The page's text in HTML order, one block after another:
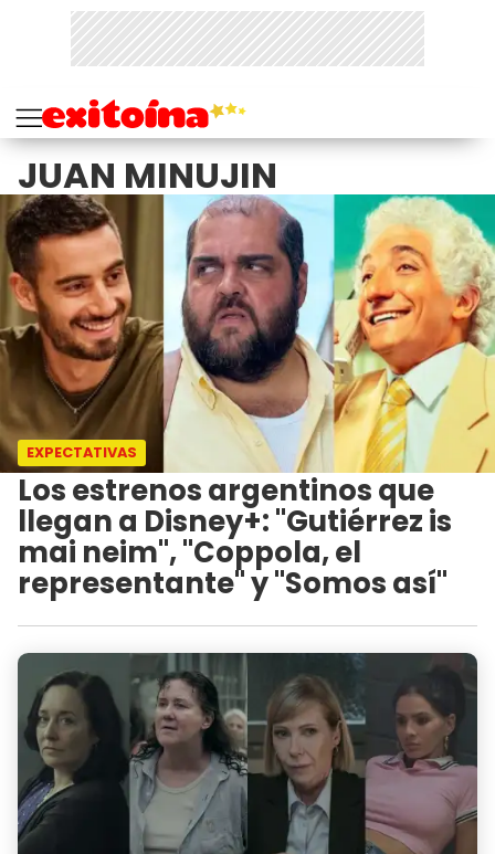
JUAN MINUJIN
EXPECTATIVAS
Los estrenos argentinos que
llegan a Disney+: "Gutiérrez is
mai neim", "Coppola, el
representante" y "Somos así"